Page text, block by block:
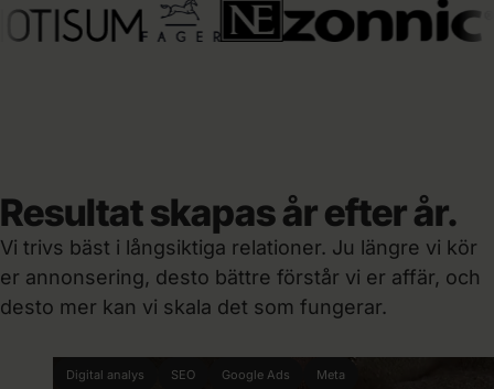
Resultat skapas år efter år.
Vi trivs bäst i långsiktiga relationer. Ju längre vi kör
er annonsering, desto bättre förstår vi er affär, och
desto mer kan vi skala det som fungerar.
Digital analys SEO Google Ads Meta